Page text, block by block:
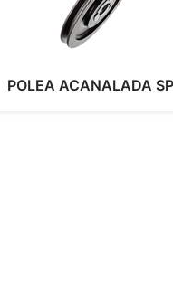
POLEA ACANALADA